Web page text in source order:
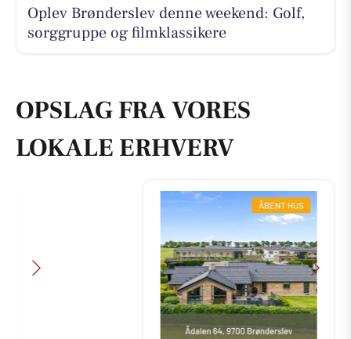
Oplev Brønderslev denne weekend: Golf,
sorggruppe og filmklassikere
OPSLAG FRA VORES
LOKALE ERHVERV